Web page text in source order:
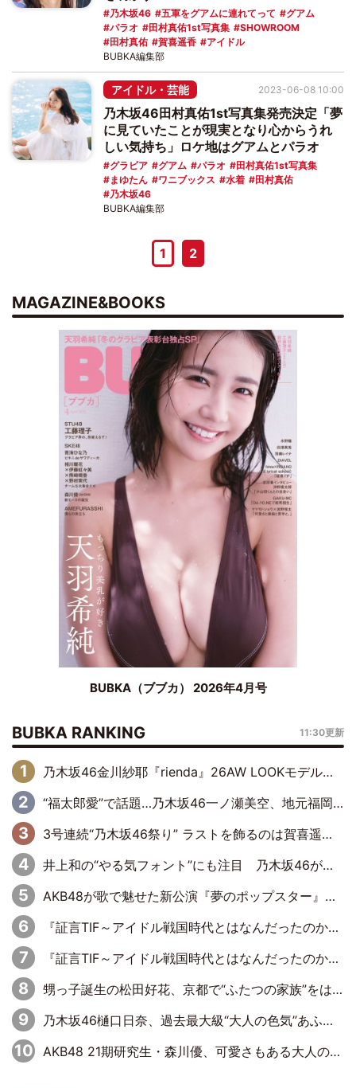
乃木坂46 五軍をグアムに連れてって
グアム
パラオ
田村真佑1st写真集
SHOWROOM
田村真佑
賀喜遥香
アイドル
BUBKA編集部
アイドル・芸能
乃木坂46田村真佑1st写真集発売決定「夢
に見ていたことが現実となり心からうれ
しい気持ち」ロケ地はグアムとパラオ
グラビア グアム パラオ
田村真佑1st写真集
まゆたん
ワニブックス 水着
田村真佑
乃木坂46
2023-06-08 10:00
BUBKA編集部
1 2
MAGAZINE&BOOKS
BUBKA（ブブカ） 2026年4月号
BUBKA RANKING 11:30更新
乃木坂46金川紗耶『rienda』26AW LOOKモデルに就任
“福太郎愛”で話題…乃木坂46一ノ瀬美空、地元福岡『めんべい25周年トップサポーター』に就任
3号連続“乃木坂46祭り” ラストを飾るのは賀喜遥香…5年ぶりの登場に「5年分大人になった私を見ていただけたら」
井上和の“やる気フォント”にも注目 乃木坂46が挑んだ書道パフォーマンスの舞台裏
AKB48が歌で魅せた新公演『夢のポップスター』 初日から全身全霊のステージ
『証言TIF～アイドル戦国時代とはなんだったのか～』第6回：でんぱ組.inc・古川未鈴×相沢梨紗「『ハロプロやりたかったな』って言ったら、夢眠ねむさんに『てめえはでんぱ組．incなんだよ！』って肩パンされて(笑)」
『証言TIF～アイドル戦国時代とはなんだったのか～』第11回：私立恵比寿中学・真山りか×安本彩花「TIFで10年ぶりのキョンシーメイクをしたら、場を完全に引かせてしまって。時代が変わったんだなって」
甥っ子誕生の松田好花、京都で“ふたつの家族”をはしご！ “母”黒谷友香に見送られ、“父”松岡昌宏とはハシゴ酒
乃木坂46樋口日奈、過去最大級“大人の色気”あふれる入浴姿披露
AKB48 21期研究生・森川優、可愛さもある大人の女性に